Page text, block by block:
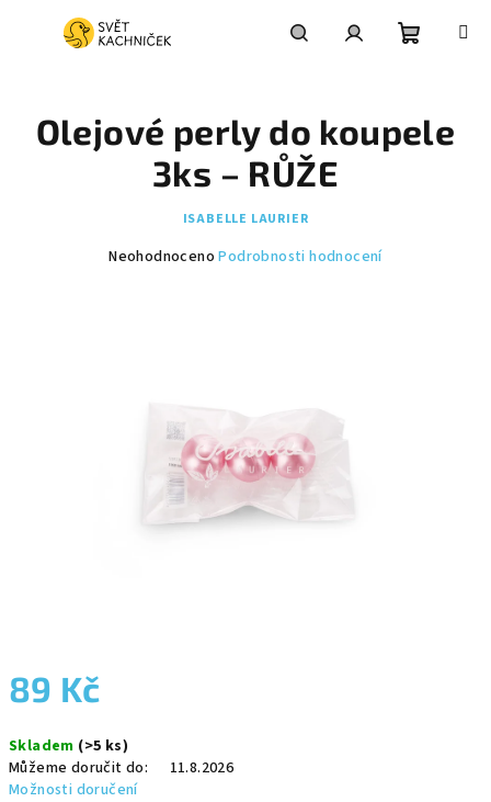
košík
89 Kč
cena:
Skladem (>5 ks)
Můžeme doručit do:
11.8.2026
Možnosti doručení
Olejové perly do koupele
3ks – RŮŽE
ISABELLE LAURIER
Průměrné
Neohodnoceno Podrobnosti hodnocení